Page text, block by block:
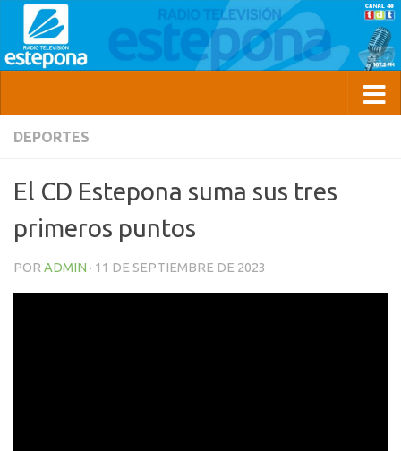
DEPORTES
El CD Estepona suma sus tres
primeros puntos
POR ADMIN · 11 DE SEPTIEMBRE DE 2023